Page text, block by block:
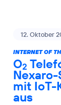
12. Oktober
INTERNET OF
O2
mit IoT-
aus